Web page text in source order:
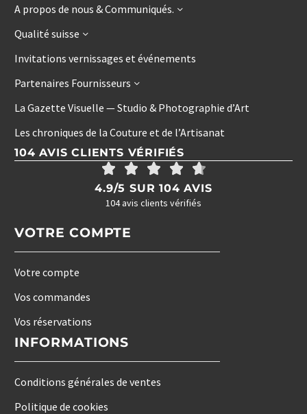
A propos de nous & Communiqués.
Qualité suisse
Invitations vernissages et événements
Partenaires Fournisseurs
La Gazette Visuelle — Studio & Photographie d’Art
Les chroniques de la Couture et de l’Artisanat
104 AVIS CLIENTS VÉRIFIÉS
4.9/5 SUR 104 AVIS
104 avis clients vérifiés
VOTRE COMPTE
Votre compte
Vos commandes
Vos réservations
INFORMATIONS
Conditions générales de ventes
Politique de cookies